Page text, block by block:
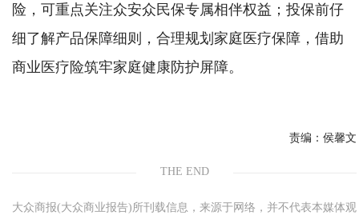
险，可重点关注众安众民保专属相伴权益；投保前仔
细了解产品保障细则，合理规划家庭医疗保障，借助
商业医疗险筑牢家庭健康防护屏障。
责编： 侯馨文
THE END
大众商报(大众商业报告)所刊载信息，来源于网络，并不代表本媒体观